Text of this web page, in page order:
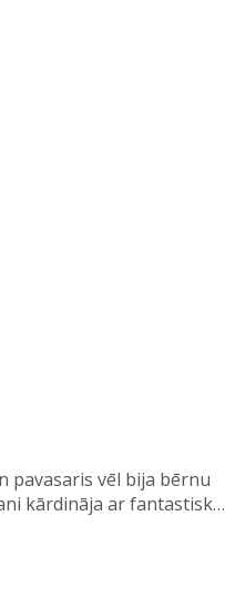
pavasaris vēl bija bērnu
kārdināja ar fantastisk…